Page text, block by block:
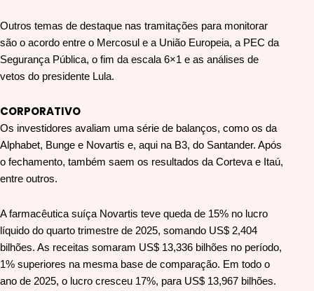
Outros temas de destaque nas tramitações para monitorar
são o acordo entre o Mercosul e a União Europeia, a PEC da
Segurança Pública, o fim da escala 6×1 e as análises de
vetos do presidente Lula.
CORPORATIVO
Os investidores avaliam uma série de balanços, como os da
Alphabet, Bunge e Novartis e, aqui na B3, do Santander. Após
o fechamento, também saem os resultados da Corteva e Itaú,
entre outros.
A farmacêutica suíça Novartis teve queda de 15% no lucro
líquido do quarto trimestre de 2025, somando US$ 2,404
bilhões. As receitas somaram US$ 13,336 bilhões no período,
1% superiores na mesma base de comparação. Em todo o
ano de 2025, o lucro cresceu 17%, para US$ 13,967 bilhões.